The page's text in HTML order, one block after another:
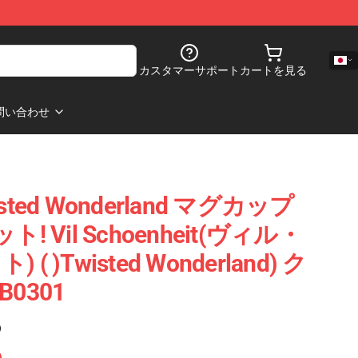
カスタマーサポート カートを見る
い合わせ
Wonderland マグカップ
ト! Vil Schoenheit(ヴィル・
) ( )Twisted Wonderland) ク